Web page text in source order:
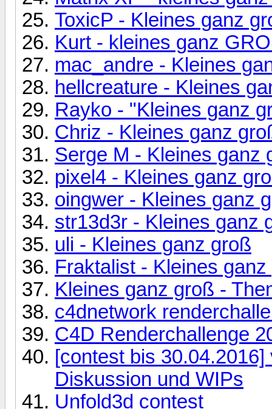
ToxicP - Kleines ganz
Kurt - kleines ganz
mac_andre - Kleines
hellcreature - Kleines
Rayko - "Kleines ganz
Chriz - Kleines ganz
Serge M - Kleines ganz
pixel4 - Kleines ganz
oingwer - Kleines ganz
str13d3r - Kleines ganz
uli - Kleines ganz groß
Fraktalist - Kleines
Kleines ganz groß -
c4dnetwork
C4D Renderchallenge
[contest bis
Diskussion und WIPs
Unfold3d contest